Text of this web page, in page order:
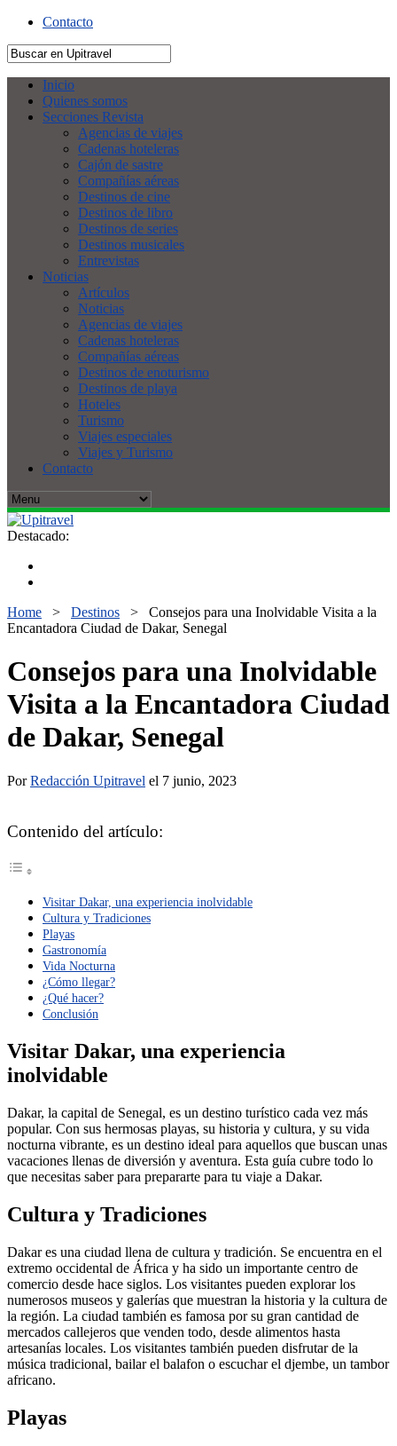
Contacto
Inicio
Quienes somos
Secciones Revista
Agencias de viajes
Cadenas hoteleras
Cajón de sastre
Compañías aéreas
Destinos de cine
Destinos de libro
Destinos de series
Destinos musicales
Entrevistas
Noticias
Artículos
Noticias
Agencias de viajes
Cadenas hoteleras
Compañías aéreas
Destinos de enoturismo
Destinos de playa
Hoteles
Turismo
Viajes especiales
Viajes y Turismo
Contacto
Destacado:
Home > Destinos > Consejos para una Inolvidable Visita a la
Encantadora Ciudad de Dakar, Senegal
Consejos para una Inolvidable
Visita a la Encantadora Ciudad
de Dakar, Senegal
PorRedacción Upitravel el 7 junio, 2023
Contenido del artículo:
Visitar Dakar, una experiencia inolvidable
Cultura y Tradiciones
Playas
Gastronomía
Vida Nocturna
¿Cómo llegar?
¿Qué hacer?
Conclusión
Visitar Dakar, una experiencia
inolvidable
Dakar, la capital de Senegal, es un destino turístico cada vez más
popular. Con sus hermosas playas, su historia y cultura, y su vida
nocturna vibrante, es un destino ideal para aquellos que buscan unas
vacaciones llenas de diversión y aventura. Esta guía cubre todo lo
que necesitas saber para prepararte para tu viaje a Dakar.
Cultura y Tradiciones
Dakar es una ciudad llena de cultura y tradición. Se encuentra en el
extremo occidental de África y ha sido un importante centro de
comercio desde hace siglos. Los visitantes pueden explorar los
numerosos museos y galerías que muestran la historia y la cultura de
la región. La ciudad también es famosa por su gran cantidad de
mercados callejeros que venden todo, desde alimentos hasta
artesanías locales. Los visitantes también pueden disfrutar de la
música tradicional, bailar el balafon o escuchar el djembe, un tambor
africano.
Playas